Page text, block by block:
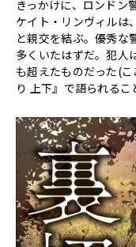
きっかけに、ロンドン
ケイト・リンヴィルは
と親交を結ぶ。優秀な
多くいたはずだ。犯
も超えたものだった(
り 上下』で語られるこ